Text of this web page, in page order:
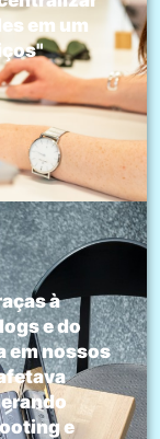
em um
à
e do
em nossos
e